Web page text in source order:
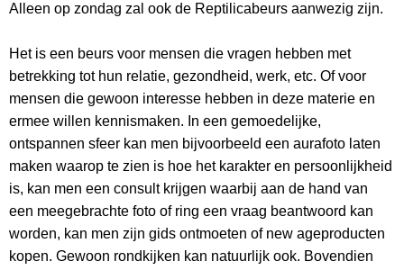
Alleen op zondag zal ook de Reptilicabeurs aanwezig zijn.
Het is een beurs voor mensen die vragen hebben met
betrekking tot hun relatie, gezondheid, werk, etc. Of voor
mensen die gewoon interesse hebben in deze materie en
ermee willen kennismaken. In een gemoedelijke,
ontspannen sfeer kan men bijvoorbeeld een aurafoto laten
maken waarop te zien is hoe het karakter en persoonlijkheid
is, kan men een consult krijgen waarbij aan de hand van
een meegebrachte foto of ring een vraag beantwoord kan
worden, kan men zijn gids ontmoeten of new ageproducten
kopen. Gewoon rondkijken kan natuurlijk ook. Bovendien